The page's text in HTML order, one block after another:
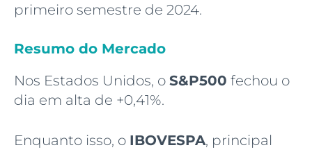
primeiro semestre de 2024.
Resumo do Mercado
Nos Estados Unidos, o S&P500 fechou o
dia em alta de +0,41%.
Enquanto isso, o IBOVESPA, principal